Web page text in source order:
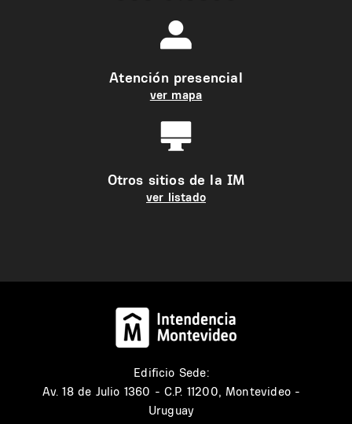
Atención presencial
ver mapa
Otros sitios de la IM
ver listado
Edificio Sede:
Av. 18 de Julio 1360 - C.P. 11200, Montevideo -
Uruguay